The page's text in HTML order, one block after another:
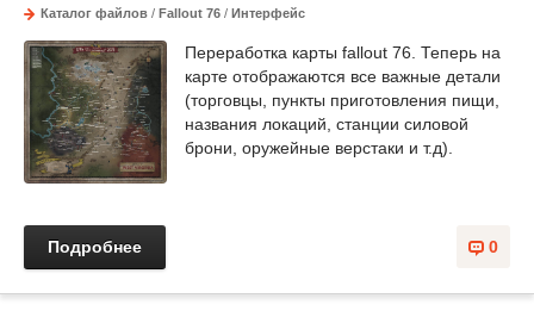
Каталог файлов / Fallout 76 / Интерфейс
Переработка карты fallout 76. Теперь на
карте отображаются все важные детали
(торговцы, пункты приготовления пищи,
названия локаций, станции силовой
брони, оружейные верстаки и т.д).
0
Подробнее